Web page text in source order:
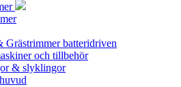
Grästrimmer batteridriven
och tillbehör
& slyklingor